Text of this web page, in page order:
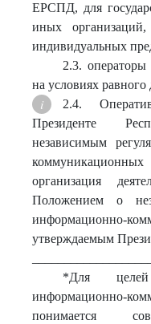
ЕРСПД, для
иных
индивидуальных
2.3.
на условиях равного
2.4.
Президенте
независимым
организация
Положением о
информационно-
утверждаемым
*Для
информационно-
понимается